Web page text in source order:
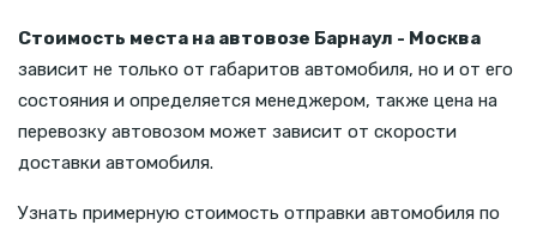
Стоимость места на автовозе Барнаул - Москва
зависит не только от габаритов автомобиля, но и от его
состояния и определяется менеджером, также цена на
перевозку автовозом может зависит от скорости
доставки автомобиля.
Узнать примерную стоимость отправки автомобиля по